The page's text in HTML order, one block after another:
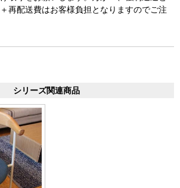
再配送費はお客様負担となりますのでご注
シリーズ関連商品